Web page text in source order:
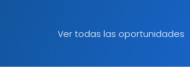
Ver todas las oportunidades